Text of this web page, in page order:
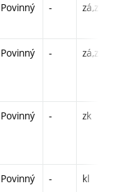
Povinný - zá,zk
Povinný - zá,zk
Povinný - zk
Povinný - kl